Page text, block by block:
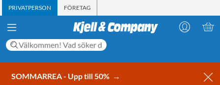
PRIVATPERSON FÖRETAG
SOMMARREA - Upp till 50% →